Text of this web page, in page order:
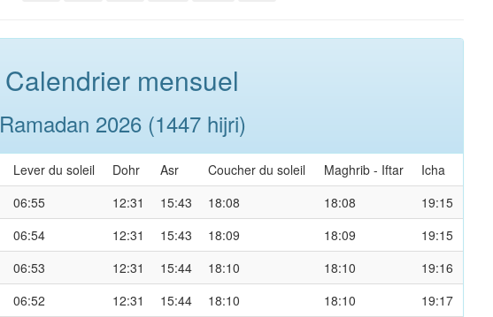
Calendrier mensuel
Ramadan 2026 (1447 hijri)
Lever du soleil Dohr Asr Coucher du soleil Maghrib - Iftar
Icha
06:55 12:31 15:43 18:08 18:08
19:15
06:54 12:31 15:43 18:09 18:09
19:15
06:53 12:31 15:44 18:10 18:10
19:16
06:52 12:31 15:44 18:10 18:10
19:17